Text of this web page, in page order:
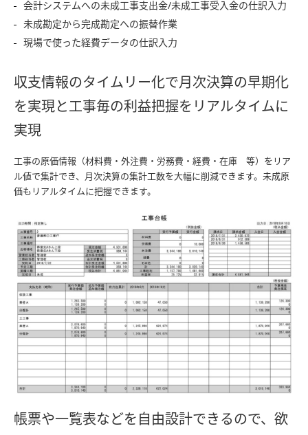
会計システムへの未成工事支出金/未成工事受入金の仕訳入力
未成勘定から完成勘定への振替作業
現場で使った経費データの仕訳入力
収支情報のタイムリー化で月次決算の早期化
を実現と工事毎の利益把握をリアルタイムに
実現
工事の原価情報（材料費・外注費・労務費・経費・在庫 等）をリア
ル値で集計でき、月次決算の集計工数を大幅に削減できます。未成原
価もリアルタイムに把握できます。
帳票や一覧表などを自由設計できるので、欲